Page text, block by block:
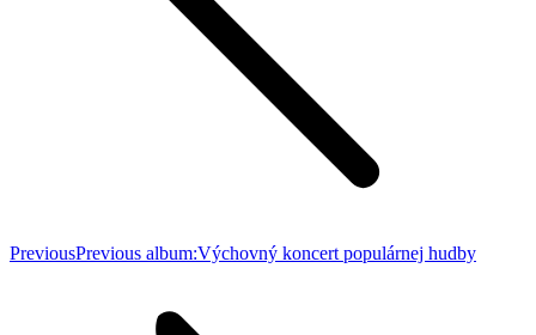
PreviousPrevious album:Výchovný koncert populárnej hudby